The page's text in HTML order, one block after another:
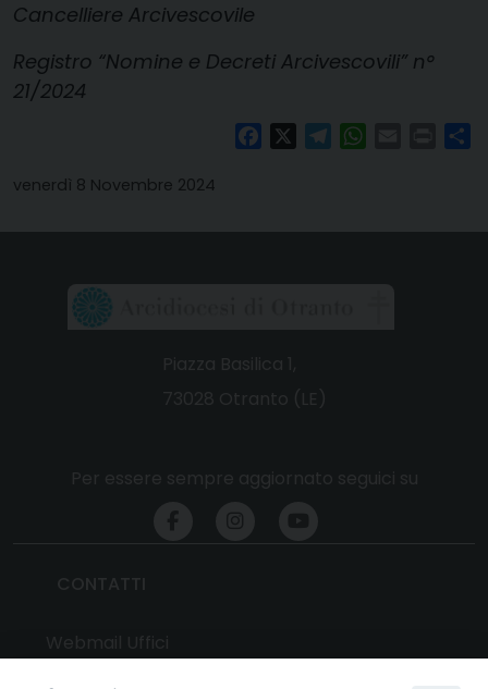
Cancelliere Arcivescovile
Registro “Nomine e Decreti Arcivescovili” n°
21/2024
FacebookTelegramWhatsAppPrint
venerdì 8 Novembre 2024